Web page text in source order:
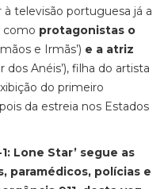
televisão portuguesa já a
como protagonistas o
e Irmãs’) e a atriz
dos Anéis’), filha do artista
do primeiro
da estreia nos Estados
1: Lone Star’ segue as
paramédicos, polícias e